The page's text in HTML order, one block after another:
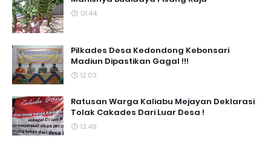
01.44
Pilkades Desa Kedondong Kebonsari
Madiun Dipastikan Gagal !!!
12.03
Ratusan Warga Kaliabu Mejayan Deklarasi
Tolak Cakades Dari Luar Desa !
13.49